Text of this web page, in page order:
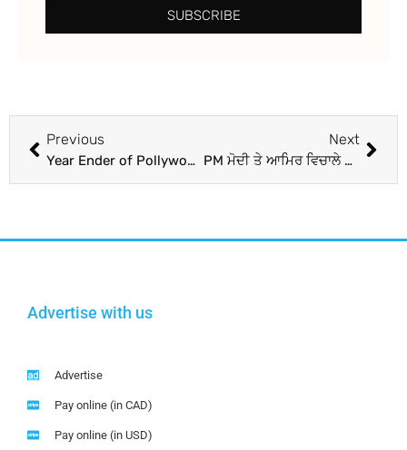
SUBSCRIBE
Previous
Year Ender of Pollywood 2023 : ਸੂਰਤ-ਏ-ਹਾਲ ਪੰਜਾਬੀ ਸਿਨੇਮਾ
Next
PM ਮੋਦੀ ਤੇ ਆਮਿਰ ਵਿਚਾਲੇ ਹੋਈ ਮੀਟਿੰਗ ਨੇ ਕਰ ਦਿੱਤਾ ਕਮਾਲ, ਕਿਵੇਂ 8 ਸਾਬਕਾ ਭਾਰਤੀ ਜਲ ਸੈਨਿਕਾਂ ਨੂੰ ਮੌਤ ਦੀ ਸਜ਼ਾ ਤੋਂ ਬਚਾਇਆ, ਪੜ੍ਹੋ ਅੰਦਰਲੀ ਕਹਾਣੀ
Advertise with us
Advertise
Pay online (in CAD)
Pay online (in USD)